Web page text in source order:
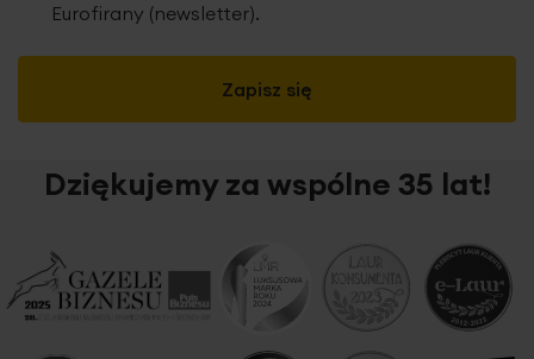
Zapisz się
Eurofirany (newsletter).
Dziękujemy za wspólne 35 lat!